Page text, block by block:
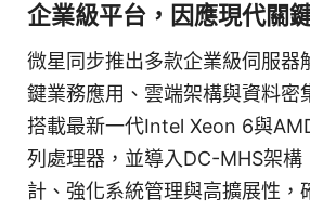
企業級平台，因應現代關
微星同步推出多款企業級伺服器
鍵業務應用、雲端架構與資料密
搭載最新一代Intel Xeon 6與
列處理器，並導入DC-MHS架構
計、強化系統管理與高擴展性，